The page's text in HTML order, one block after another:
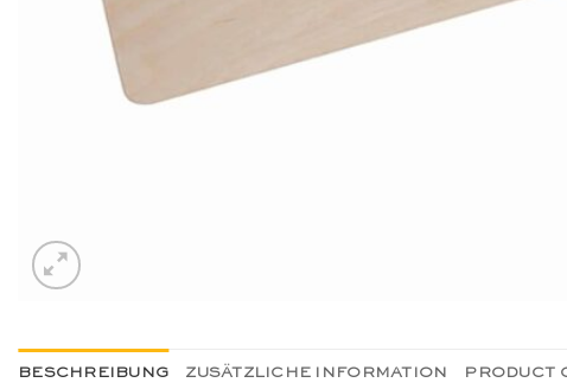
BESCHREIBUNG ZUSÄTZLICHE INFORMATION PRODUCT